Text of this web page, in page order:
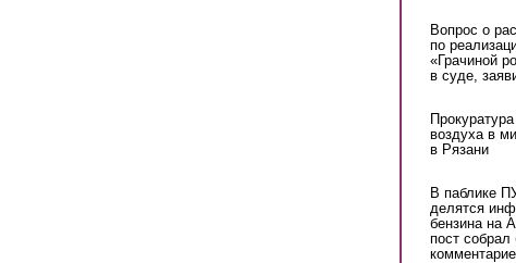
Вопрос о
по
«Грачиной
в суде,
воздуха в
в Рязани
В паблике
делятся
бензина на
пост собрал